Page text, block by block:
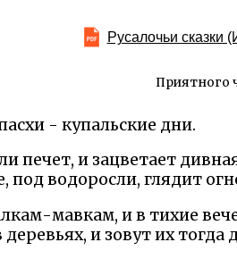
Русалочьи сказки
Приятного
- купальские дни.
печет, и зацветает
водоросли, глядит
мавкам, и в тихие
и зовут их тогда